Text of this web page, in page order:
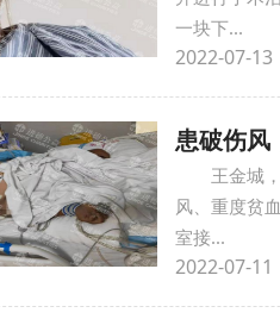
一块下...
2022-07-13
患破伤风
王金城
风、重度贫
室接...
2022-07-11